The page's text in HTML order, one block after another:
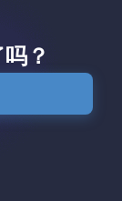
？